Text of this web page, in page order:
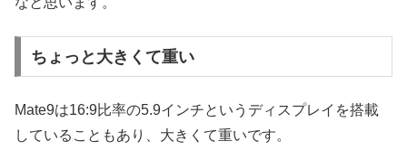
ちょっと大きくて重い
Mate9は16:9比率の5.9インチというディスプレイを搭載
していることもあり、大きくて重いです。